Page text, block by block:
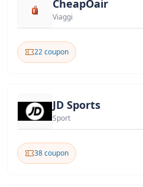
CheapOair
Viaggi
22 coupon
JD Sports
Sport
38 coupon